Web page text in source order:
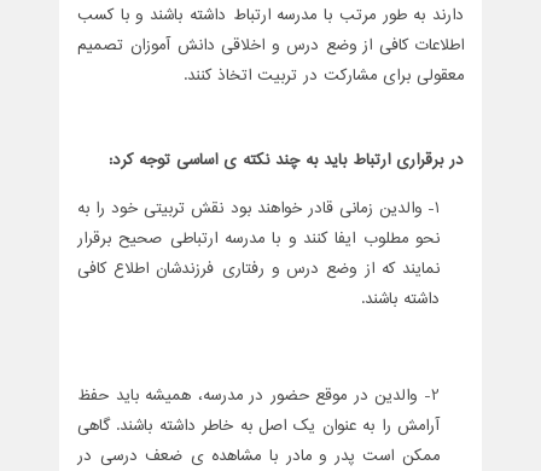
دارند به طور مرتب با مدرسه ارتباط داشته باشند و با کسب
اطلاعات کافی از وضع درس و اخلاقی دانش آموزان تصمیم
معقولی برای مشارکت در تربیت اتخاذ کنند.
در برقراری ارتباط باید به چند نکته ی اساسی توجه کرد:
1- والدین زمانی قادر خواهند بود نقش تربیتی خود را به
نحو مطلوب ایفا کنند و با مدرسه ارتباطی صحیح برقرار
نمایند که از وضع درس و رفتاری فرزندشان اطلاع کافی
داشته باشند.
2- والدین در موقع حضور در مدرسه، همیشه باید حفظ
آرامش را به عنوان یک اصل به خاطر داشته باشند. گاهی
ممکن است پدر و مادر با مشاهده ی ضعف درسی در